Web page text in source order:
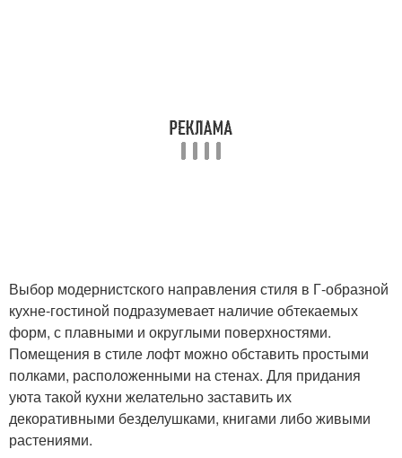
Выбор модернистского направления стиля в Г-образной
кухне-гостиной подразумевает наличие обтекаемых
форм, с плавными и округлыми поверхностями.
Помещения в стиле лофт можно обставить простыми
полками, расположенными на стенах. Для придания
уюта такой кухни желательно заставить их
декоративными безделушками, книгами либо живыми
растениями.